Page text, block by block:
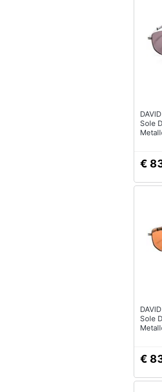
DAVID
Sole
€
DAVID
Sole
€